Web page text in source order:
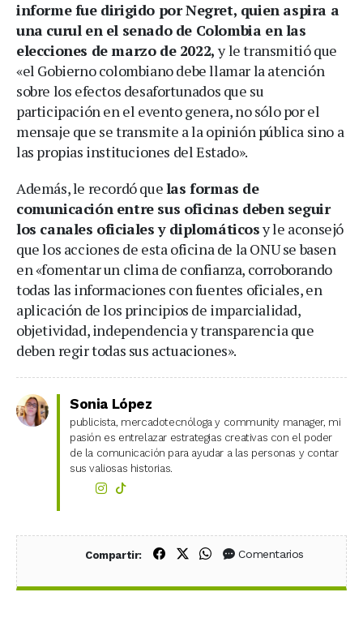
informe fue dirigido por Negret, quien aspira a
una curul en el senado de Colombia en las
elecciones de marzo de 2022, y le transmitió que
«el Gobierno colombiano debe llamar la atención
sobre los efectos desafortunados que su
participación en el evento genera, no sólo por el
mensaje que se transmite a la opinión pública sino a
las propias instituciones del Estado».
Además, le recordó quelas formas de
comunicación entre sus oficinas deben seguir
los canales oficiales y diplomáticosy le aconsejó
que los acciones de esta oficina de la ONU se basen
en «fomentar un clima de confianza, corroborando
todas las informaciones con fuentes oficiales, en
aplicación de los principios de imparcialidad,
objetividad, independencia y transparencia que
deben regir todas sus actuaciones».
Sonia López
publicista, mercadotecnóloga y community manager, mi
pasión es entrelazar estrategias creativas con el poder
de la comunicación para ayudar a las personas y contar
sus valiosas historias.
Compartir: Compartir en Facebook
Compartir en X (Twitter)
Compartir en WhatsApp
Comentarios